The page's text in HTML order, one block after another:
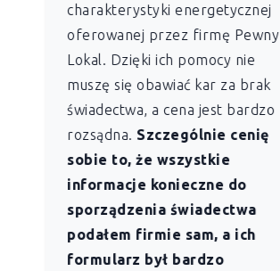
charakterystyki energetycznej
oferowanej przez firmę Pewny
Lokal. Dzięki ich pomocy nie
muszę się obawiać kar za brak
świadectwa, a cena jest bardzo
rozsądna. Szczególnie cenię
sobie to, że wszystkie
informacje konieczne do
sporządzenia świadectwa
podałem firmie sam, a ich
formularz był bardzo